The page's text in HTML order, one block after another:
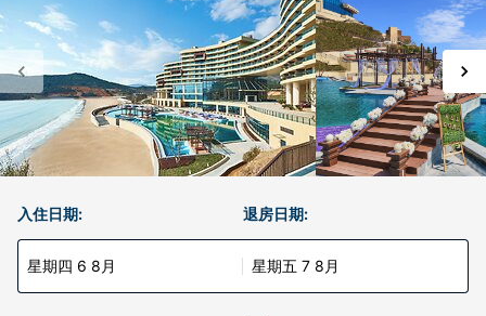
入住日期:
星期四 6 8月
退房日期:
星期五 7 8月